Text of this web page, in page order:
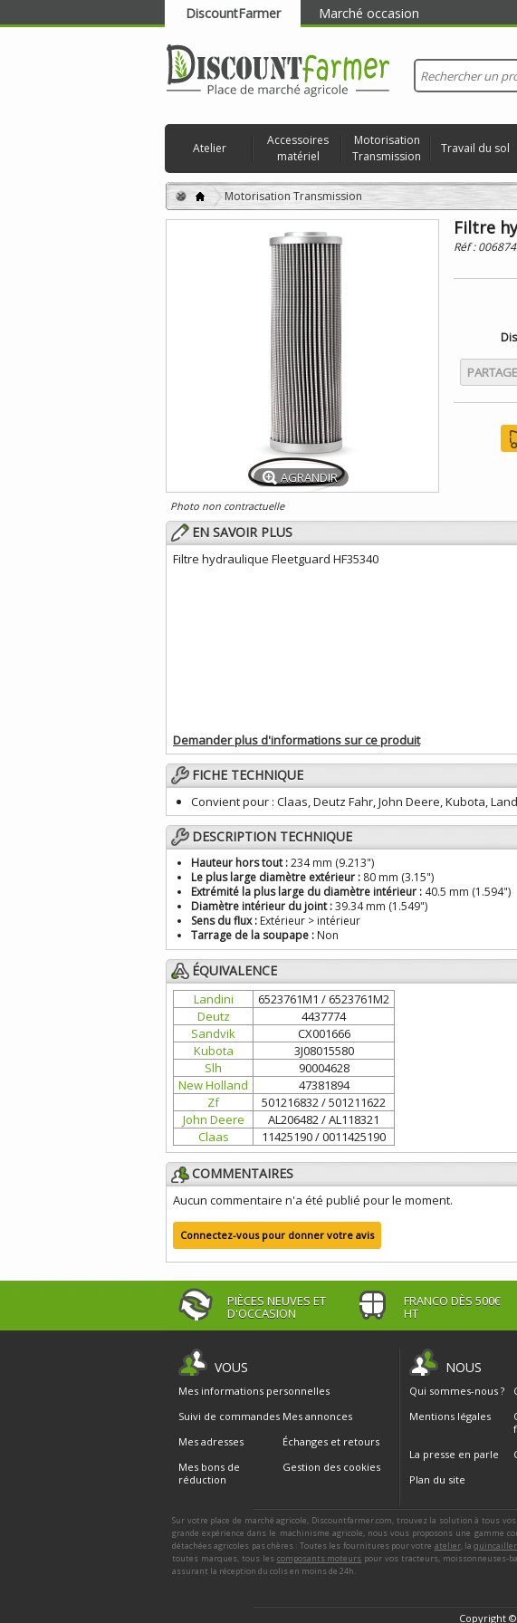
DiscountFarmer Marché occasion
RECHERCHER
Atelier
Accessoires
matériel
Motorisation
Transmission
Travail du sol
Motorisation Transmission
AGRANDIR
Photo non contractuelle
Filtre
Réf :
EN SAVOIR PLUS
Filtre hydraulique Fleetguard HF35340
Demander plus d'informations sur ce produit
FICHE TECHNIQUE
Convient pour : Claas, Deutz Fahr, John Deere, Kubota,
DESCRIPTION TECHNIQUE
Hauteur hors tout :234 mm (9.213")
Le plus large diamètre extérieur : 80 mm (3.15")
Extrémité la plus large du diamètre intérieur : 40.5 mm (1.594")
Diamètre intérieur du joint :39.34 mm (1.549")
Sens du flux : Extérieur > intérieur
Tarrage de la soupape : Non
ÉQUIVALENCE
Landini
6523761M1 / 6523761M2
Deutz
4437774
Sandvik
CX001666
Kubota
3J08015580
Slh
90004628
New Holland
47381894
Zf
501216832 / 501211622
John Deere
AL206482 / AL118321
Claas
11425190 / 0011425190
COMMENTAIRES
Aucun commentaire n'a été publié pour le moment.
Connectez-vous pour donner votre avis
PIÈCES NEUVES ET
D'OCCASION
FRANCO DÈS 500€
HT
VOUS
Mes informations personnelles
Suivi de commandes Mes annonces
Mes adresses
Échanges et retours
Mes bons de
réduction
Gestion des cookies
NOUS
Qui sommes-nous ?
Mentions légales
La presse en parle
Plan du site
Sur votre place de marché agricole, Discountfarmer.com, trouvez la solution à tous
grande expérience dans le machinisme agricole, nous vous proposons une gamme
détachées agricoles pas chères : Toutes les fournitures pour votre atelier, la
toutes marques, tous les composants moteurs pour vos tracteurs, moissonneuses-
assurant la réception du colis en moins de 24h.
Copyright